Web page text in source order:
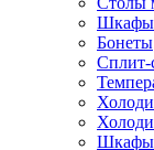
Шкафы
Бонеты
Сплит-
Шкафы